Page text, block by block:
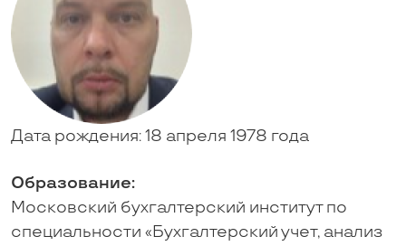
Дата рождения: 18 апреля 1978 года
Образование:
Московский бухгалтерский институт по
специальности «Бухгалтерский учет, анализ